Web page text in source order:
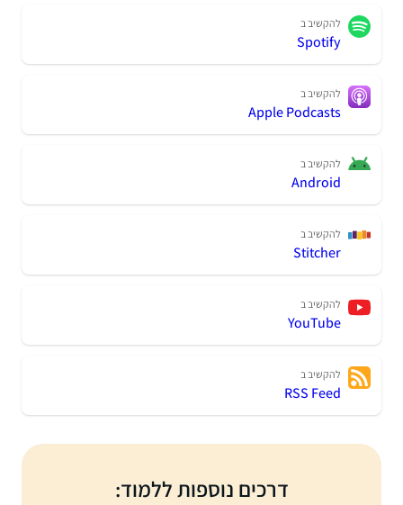
להקשיב ב
Spotify
להקשיב ב
Apple Podcasts
להקשיב ב
Android
להקשיב ב
Stitcher
להקשיב ב
YouTube
להקשיב ב
RSS Feed
דרכים נוספות ללמוד: